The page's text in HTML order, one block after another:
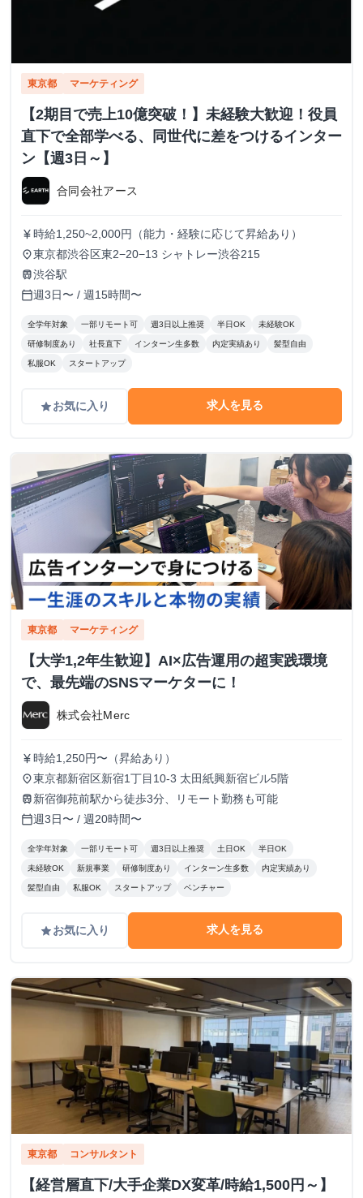
東京都 マーケティング
【2期目で売上10億突破！】未経験大歓迎！役員
直下で全部学べる、同世代に差をつけるインター
ン【週3日～】
合同会社アース
currency_yen 時給1,250~2,000円（能力・経験に応じて昇給あり）
place東京都渋谷区東2−20−13 シャトレー渋谷215
train渋谷駅
calendar_today週3日〜 / 週15時間〜
全学年対象 一部リモート可 週3日以上推奨 半日OK 未経験OK
研修制度あり 社長直下 インターン生多数 内定実績あり 髪型自由
私服OK スタートアップ
gradeお気に入り 求人を見る
東京都 マーケティング
【大学1,2年生歓迎】AI×広告運用の超実践環境
で、最先端のSNSマーケターに！
株式会社Merc
currency_yen 時給1,250円〜（昇給あり）
place東京都新宿区新宿1丁目10-3 太田紙興新宿ビル5階
train 新宿御苑前駅から徒歩3分、リモート勤務も可能
calendar_today週3日〜 / 週20時間〜
全学年対象 一部リモート可 週3日以上推奨 土日OK 半日OK
未経験OK 新規事業 研修制度あり インターン生多数 内定実績あり
髪型自由 私服OK スタートアップ ベンチャー
gradeお気に入り 求人を見る
東京都 コンサルタント
【経営層直下/大手企業DX変革/時給1,500円～】